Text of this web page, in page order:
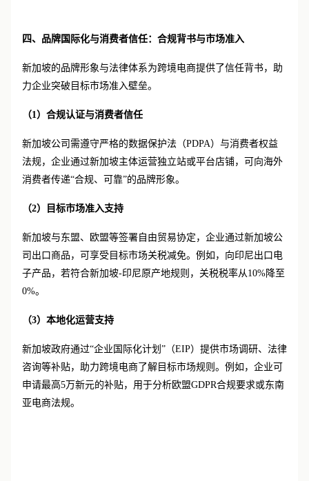
四、品牌国际化与消费者信任：合规背书与市场准入
新加坡的品牌形象与法律体系为跨境电商提供了信任背书，助
力企业突破目标市场准入壁垒。
（1） 合规认证与消费者信任
新加坡公司需遵守严格的数据保护法（PDPA）与消费者权益
法规，企业通过新加坡主体运营独立站或平台店铺，可向海外
消费者传递“合规、可靠”的品牌形象。
（2） 目标市场准入支持
新加坡与东盟、欧盟等签署自由贸易协定，企业通过新加坡公
司出口商品，可享受目标市场关税减免。例如，向印尼出口电
子产品，若符合新加坡-印尼原产地规则，关税税率从10%降至
0%。
（3） 本地化运营支持
新加坡政府通过“企业国际化计划”（EIP）提供市场调研、法律
咨询等补贴，助力跨境电商了解目标市场规则。例如，企业可
申请最高5万新元的补贴，用于分析欧盟GDPR合规要求或东南
亚电商法规。